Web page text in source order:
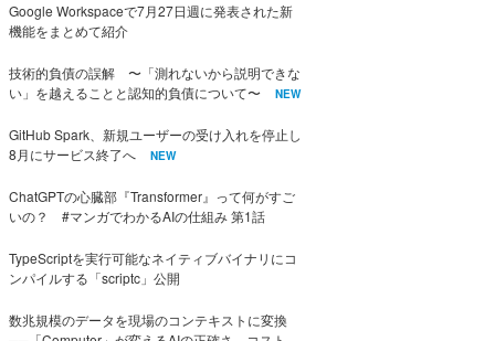
Google Workspaceで7月27日週に発表された新
機能をまとめて紹介
技術的負債の誤解 〜「測れないから説明できな
い」を越えることと認知的負債について〜
NEW
GitHub Spark、新規ユーザーの受け入れを停止し
8月にサービス終了へ
NEW
ChatGPTの心臓部『Transformer』って何がすご
いの？ #マンガでわかるAIの仕組み 第1話
TypeScriptを実行可能なネイティブバイナリにコ
ンパイルする「scriptc」公開
数兆規模のデータを現場のコンテキストに変換